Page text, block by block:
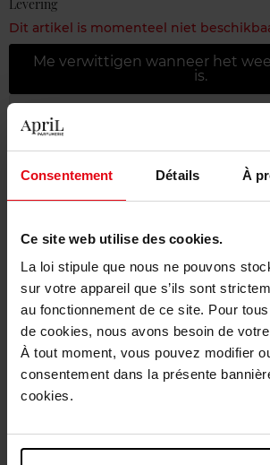
Consentement Détails À
Ce site web utilise des cookies.
La loi stipule que nous ne pouvons
sur votre appareil que s’ils sont
au fonctionnement de ce site. Pour
de cookies, nous avons besoin de
À tout moment, vous pouvez modifier
consentement dans la présente
cookies.
Levering
Dit artikel is momenteel niet
Me verwittigen wanneer het
is.
Gratis levering bij aankoop van
Beschrijving
Gebruiksadvies